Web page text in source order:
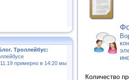
Троллейбус:
примерно в 14:20 мы
Количество